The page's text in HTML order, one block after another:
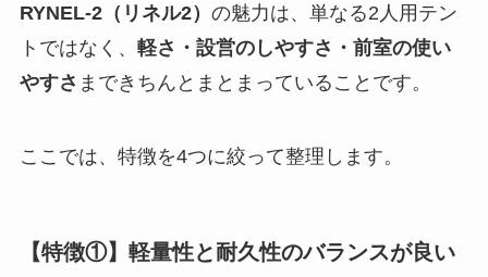
RYNEL-2（リネル2） の魅力は、単なる2人用テン
トではなく、 軽さ・設営のしやすさ・前室の使い
やすさ まできちんとまとまっていることです。
ここでは、特徴を4つに絞って整理します。
【特徴①】軽量性と耐久性のバランスが良い